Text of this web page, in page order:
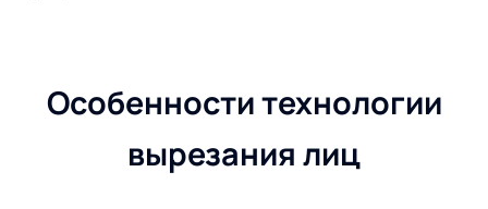
Особенности технологии
вырезания лиц